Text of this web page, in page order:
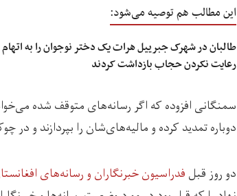
این مطالب هم توصیه می‌شود:
طالبان در شهرک جبرییل هرات یک دختر نوجوان را به اتهام
رعایت نکردن حجاب بازداشت کردند
سمنگانی افزوده که اگر رسانه‌های متوقف شده
دوباره تمدید کرده و مالیه‌های‌شان را بپردازند و در
دو روز قبلفدراسیون خبرنگاران و رسانه‌های